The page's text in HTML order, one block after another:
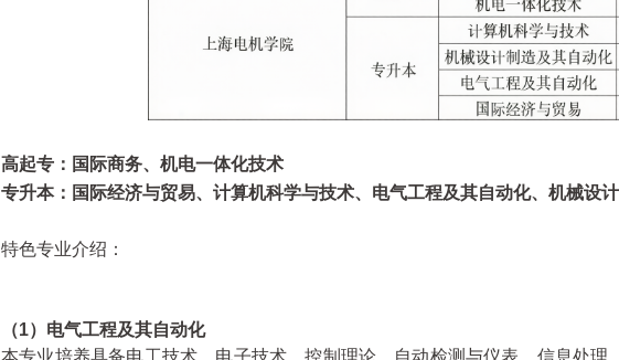
高起专：国际商务、 机电一体化技术
专升本：国际经济与贸易、计算机科学与技术、电气工程及其自动化、机械设
特色专业介绍：
（1）电气工程及其自动化
本专业培养具备电工技术、电子技术、控制理论、自动检测与仪表、信息处